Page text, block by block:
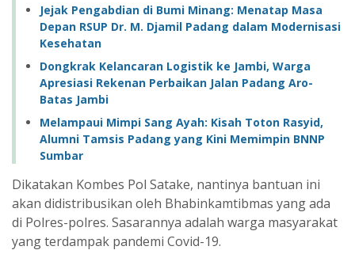
Jejak Pengabdian di Bumi Minang: Menatap Masa
Depan RSUP Dr. M. Djamil Padang dalam Modernisasi
Kesehatan
Dongkrak Kelancaran Logistik ke Jambi, Warga
Apresiasi Rekenan Perbaikan Jalan Padang Aro-
Batas Jambi
Melampaui Mimpi Sang Ayah: Kisah Toton Rasyid,
Alumni Tamsis Padang yang Kini Memimpin BNNP
Sumbar
Dikatakan Kombes Pol Satake, nantinya bantuan ini
akan didistribusikan oleh Bhabinkamtibmas yang ada
di Polres-polres. Sasarannya adalah warga masyarakat
yang terdampak pandemi Covid-19.